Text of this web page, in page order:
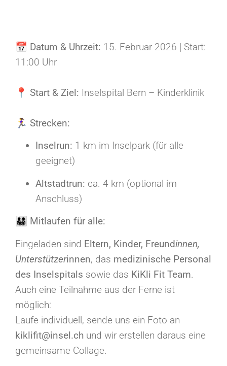
📅 Datum & Uhrzeit: 15. Februar 2026 | Start:
11:00 Uhr
📍 Start & Ziel: Inselspital Bern – Kinderklinik
🏃‍♀️ Strecken:
Inselrun: 1 km im Inselpark (für alle
geeignet)
Altstadtrun: ca. 4 km (optional im
Anschluss)
👨‍👩‍👧‍👦 Mitlaufen für alle:
Eingeladen sind Eltern, Kinder, Freundinnen,
Unterstützerinnen, das medizinische Personal
des Inselspitals sowie das KiKli Fit Team.
Auch eine Teilnahme aus der Ferne ist
möglich:
Laufe individuell, sende uns ein Foto an
kiklifit@insel.ch und wir erstellen daraus eine
gemeinsame Collage.